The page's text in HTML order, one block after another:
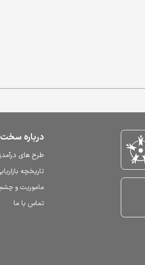
درباره
طرح‌ های
تاریخچه
ماموریت و
تماس با ما